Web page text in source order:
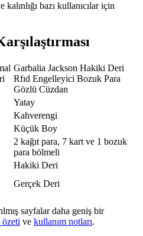
kalınlığı bazı kullanıcılar için
Garbalia Jackson Hakiki Deri
Rfıd Engelleyici Bozuk Para
Gözlü Cüzdan
Yatay
Kahverengi
Küçük Boy
2 kağıt para, 7 kart ve 1 bozuk
para bölmeli
Hakiki Deri
Gerçek Deri
sayfalar daha geniş bir
özeti ve kullanım notları.